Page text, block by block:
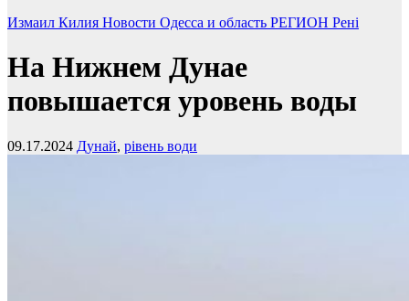
Измаил Килия Новости Одесса и область РЕГИОН Рені
На Нижнем Дунае
повышается уровень воды
09.17.2024 Дунай, рівень води